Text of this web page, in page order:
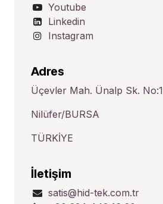
Youtube
Linkedin
Instagram
Adres
Üçevler Mah. Ünalp Sk. No:1
Nilüfer/BURSA
TÜRKİYE
İletişim
satis@hid-tek.com.tr